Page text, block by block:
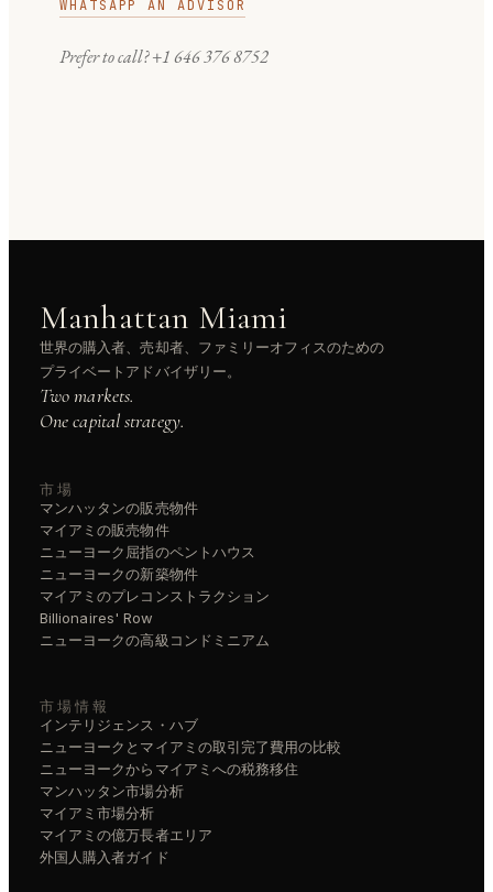
WHATSAPP AN ADVISOR
Prefer to call?+1 646 376 8752
Manhattan Miami
世界の購入者、売却者、ファミリーオフィスのための
プライベートアドバイザリー。
Two markets.
One capital strategy.
市場
マンハッタンの販売物件
マイアミの販売物件
ニューヨーク屈指のペントハウス
ニューヨークの新築物件
マイアミのプレコンストラクション
Billionaires' Row
ニューヨークの高級コンドミニアム
市場情報
インテリジェンス・ハブ
ニューヨークとマイアミの取引完了費用の比較
ニューヨークからマイアミへの税務移住
マンハッタン市場分析
マイアミ市場分析
マイアミの億万長者エリア
外国人購入者ガイド